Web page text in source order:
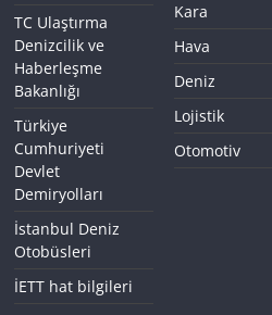
TC Ulaştırma
Denizcilik ve
Haberleşme
Bakanlığı
Türkiye
Cumhuriyeti
Devlet
Demiryolları
İstanbul Deniz
Otobüsleri
İETT hat bilgileri
Kara
Hava
Deniz
Lojistik
Otomotiv